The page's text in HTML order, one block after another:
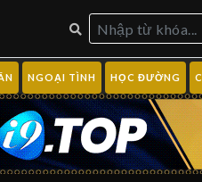
NGOẠI TÌNH HỌC ĐƯỜNG